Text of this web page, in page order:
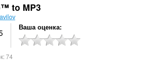
to MP3
Ваша оценка
74